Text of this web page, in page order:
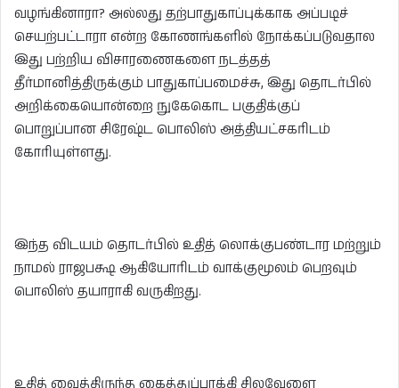
வழங்கினாரா? அல்லது தற்பாதுகாப்புக்காக அப்படிச்
செயற்பட்டாரா என்ற கோணங்களில் நோக்கப்படுவதால
இது பற்றிய விசாரணைகளை நடத்தத்
தீர்மானித்திருக்கும் பாதுகாப்பமைச்சு, இது தொடர்பில்
அறிக்கையொன்றை நுகேகொட பகுதிக்குப்
பொறுப்பான சிரேஷ்ட பொலிஸ் அத்தியட்சகரிடம்
கோரியுள்ளது.
இந்த விடயம் தொடர்பில் உதித் லொக்குபண்டார மற்றும்
நாமல் ராஜபக்ஷ ஆகியோரிடம் வாக்குமூலம் பெறவும்
பொலிஸ் தயாராகி வருகிறது.
உதித் வைத்திருந்த கைத்துப்பாக்கி சிலவேளை